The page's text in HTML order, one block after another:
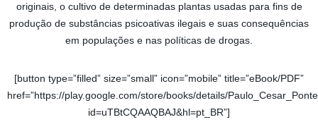
originais, o cultivo de determinadas plantas usadas para fins de
produção de substâncias psicoativas ilegais e suas consequências
em populações e nas políticas de drogas.
[button type=”filled” size=”small” icon=”mobile” title=”eBook/PDF”
href=”https://play.google.com/store/books/details/
id=uTBtCQAAQBAJ&hl=pt_BR”]